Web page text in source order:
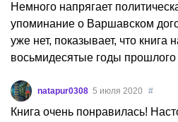
Немного напрягает
упоминание о Варшавском
уже нет, показывает, что книга
восьмидесятые годы прошлого
natapur0308 5 июля 2020 #
Книга очень понравилась!